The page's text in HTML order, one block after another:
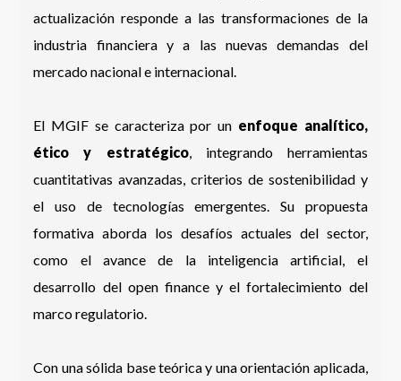
actualización responde a las transformaciones de la
industria financiera y a las nuevas demandas del
mercado nacional e internacional.
El MGIF se caracteriza por un enfoque analítico,
ético y estratégico, integrando herramientas
cuantitativas avanzadas, criterios de sostenibilidad y
el uso de tecnologías emergentes. Su propuesta
formativa aborda los desafíos actuales del sector,
como el avance de la inteligencia artificial, el
desarrollo del open finance y el fortalecimiento del
marco regulatorio.
Con una sólida base teórica y una orientación aplicada,